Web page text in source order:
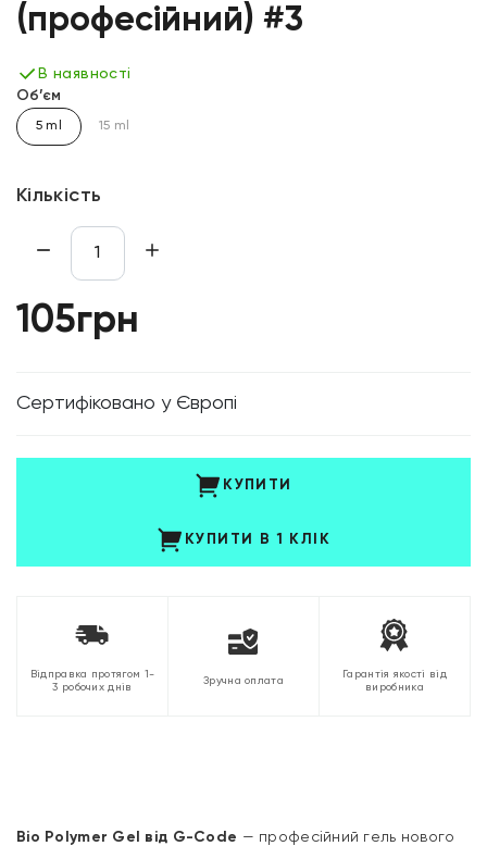
(професійний) #3
В наявності
Об’єм
5 ml 15 ml
Кількість
105грн
Cертифіковано у Європі
КУПИТИ
КУПИТИ В 1 КЛІК
Відправка протягом 1-
3 робочих днів
Зручна оплата
Гарантія якості від
виробника
Bio Polymer Gel від G-Code — професійний гель нового